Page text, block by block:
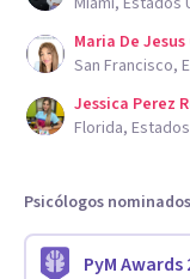
Maria De
San Francisco,
Jessica Perez
Florida,
Psicólogos
PyM Awards